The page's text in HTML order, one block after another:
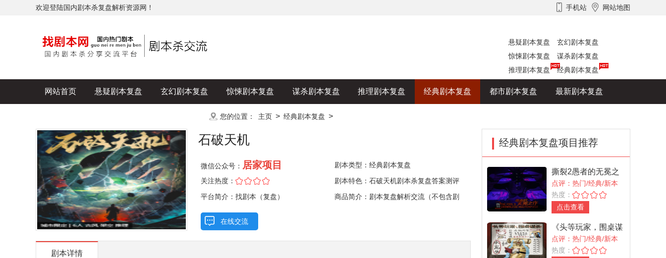
欢迎登陆国内剧本杀复盘解析资源网！ 手机站 网站地图
悬疑剧本复盘
玄幻剧本复盘
惊悚剧本复盘
谋杀剧本复盘
推理剧本复盘
经典剧本复盘
网站首页 悬疑剧本复盘 玄幻剧本复盘 惊悚剧本复盘 谋杀剧本复盘 推理剧本复盘 经典剧本复盘 都市剧本复盘 最新剧本复盘
您的位置： 主页 > 经典剧本复盘 >
石破天机
微信公众号： 居家项目 剧本类型： 经典剧本复盘
关注热度：
剧本特色：石破天机剧本杀复盘答案测评
平台简介：找剧本（复盘）
商品简介：剧本复盘解析交流（不包含剧
在线交流
剧本详情
经典剧本复盘项目推荐
撕裂2愚者的无冕之
作
点评：热门/经典/新本
热度：
点击查看
《头等玩家，围桌谋
杀》
点评：热门/经典/新本
热度：